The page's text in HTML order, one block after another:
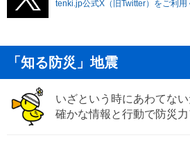
tenki.jp公式X（旧Twitter）をご利用
「知る防災」地震
いざという時にあわてな
確かな情報と行動で防災